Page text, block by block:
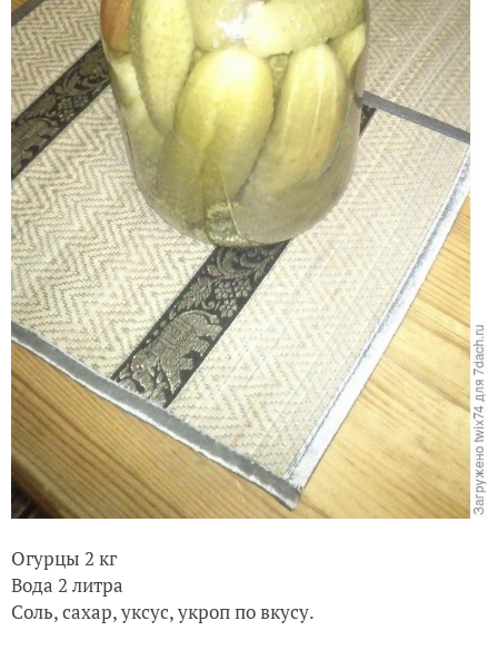
Огурцы 2 кг
Вода 2 литра
Соль, сахар, уксус, укроп по вкусу.